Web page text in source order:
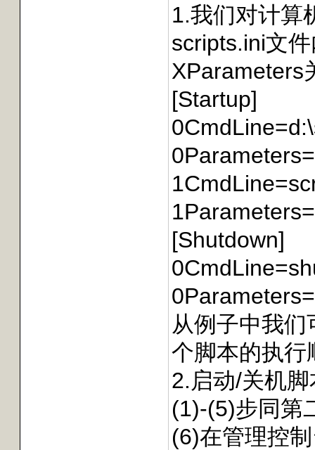
1.我们对计算
scripts.ini文
XParameters
[Startup]
[Shutdown]
从例子中我
个脚本的执
2.启动/关机
(1)-(5)步同第
(6)在管理控